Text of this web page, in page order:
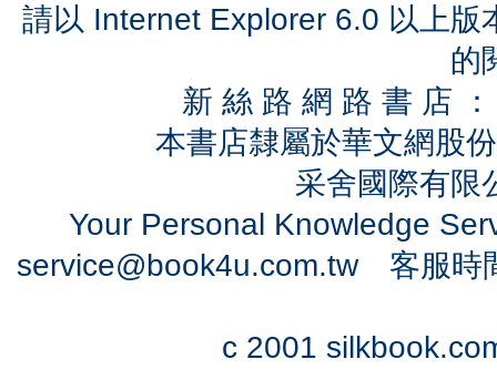
請以 Internet Explorer 6.0 以上
的
新 絲 路 網 路 書 店
本書店隸屬於華文網股
采舍國際有
Your Personal Knowledge
service@book4u.com.tw客服時
c 2001